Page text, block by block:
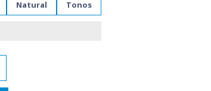
Natural Tonos